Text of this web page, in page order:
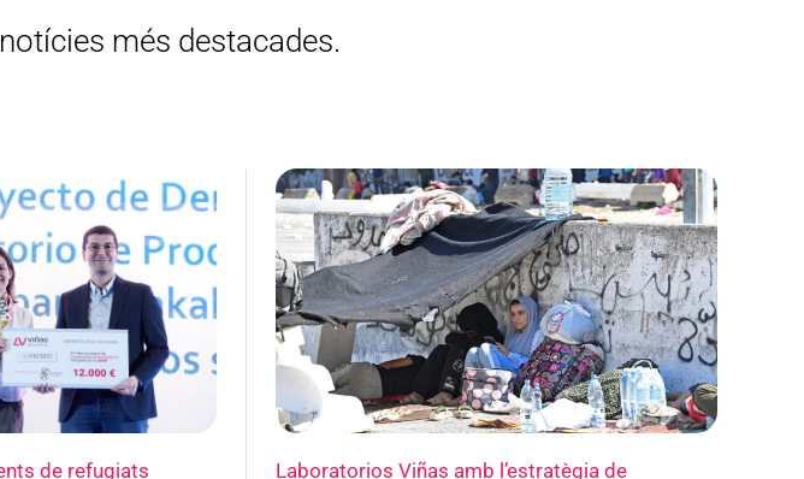
més destacades.
de refugiats
Laboratorios Viñas amb l’estratègia de